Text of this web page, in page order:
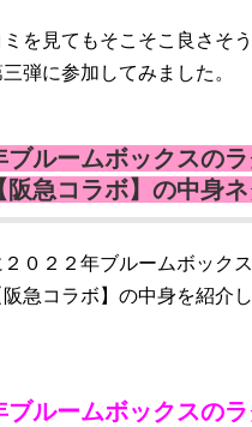
を見てもそこそこ良さそ
弾に参加してみました。
ブルームボックスの
阪急コラボ】の中身
０２２年ブルームボック
急コラボ】の中身を紹介
ブルームボックスの